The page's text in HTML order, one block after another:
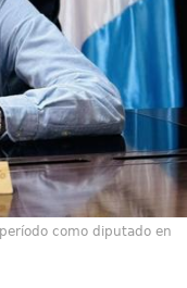
como diputado en